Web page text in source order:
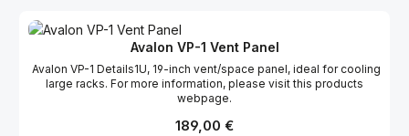
professionelle Studio- und Live-Anwendungen. Mit Dual-Mono
Pure Class A-Schaltungen, minimalen Signalpfad-Interferenzen
und reichen tiefen Mittenharmonien liefert der V55 kristallklare
Audioqualität und herausragende musikalische Details.
Avalon VP-1 Vent Panel
Avalon VP-1 Details1U, 19-inch vent/space panel, ideal for cooling
large racks. For more information, please visit this products
webpage.
Regulärer Preis:
189,00 €